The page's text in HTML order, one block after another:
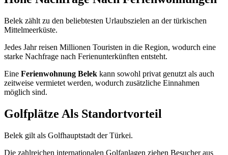
Belek zählt zu den beliebtesten Urlaubszielen an der türkischen
Mittelmeerküste.
Jedes Jahr reisen Millionen Touristen in die Region, wodurch eine
starke Nachfrage nach Ferienunterkünften entsteht.
Eine Ferienwohnung Belek kann sowohl privat genutzt als auch
zeitweise vermietet werden, wodurch zusätzliche Einnahmen
möglich sind.
Golfplätze Als Standortvorteil
Belek gilt als Golfhauptstadt der Türkei.
Die zahlreichen internationalen Golfanlagen ziehen Besucher aus